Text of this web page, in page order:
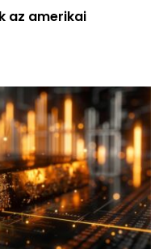
az amerikai